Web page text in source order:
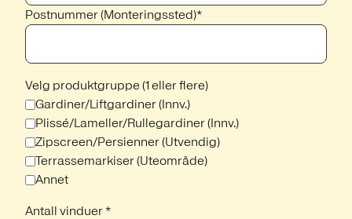
Postnummer (Monteringssted)*
Velg produktgruppe (1 eller flere)
Gardiner/Liftgardiner (Innv.)
Plissé/Lameller/Rullegardiner (Innv.)
Zipscreen/Persienner (Utvendig)
Terrassemarkiser (Uteområde)
Annet
Antall vinduer *